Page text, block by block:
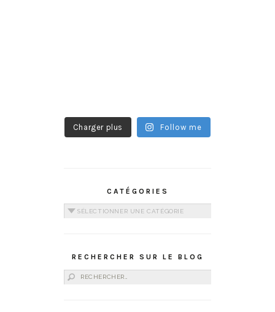
Charger plus Follow me
CATÉGORIES
Catégories
RECHERCHER SUR LE BLOG
Rechercher :